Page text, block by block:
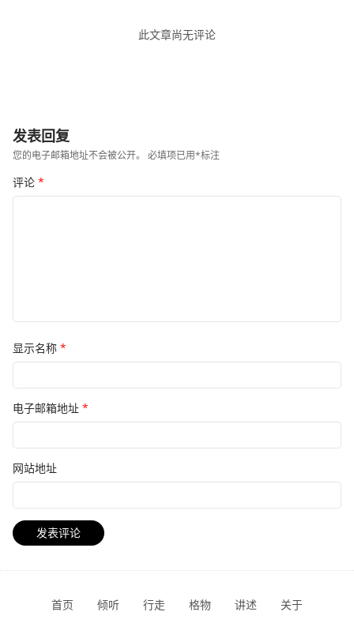
此文章尚无评论
发表回复
您的电子邮箱地址不会被公开。 必填项已用*标注
评论 *
显示名称 *
电子邮箱地址 *
网站地址
首页 倾听 行走 格物 讲述 关于